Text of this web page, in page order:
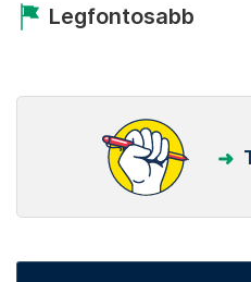
Legfontosabb